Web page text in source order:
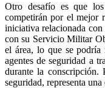
Otro desafío es que
competirán por el mejor
iniciativa relacionada
con su Servicio Militar
el área, lo que se podría
agentes de seguridad a
durante la conscripción.
seguridad, representa